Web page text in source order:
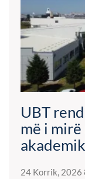
UBT
më i
24 Korrik, 2026